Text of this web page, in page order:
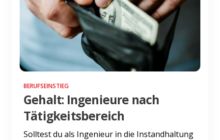
BERUFSEINSTIEG
Gehalt: Ingenieure nach
Tätigkeitsbereich
Solltest du als Ingenieur in die Instandhaltung